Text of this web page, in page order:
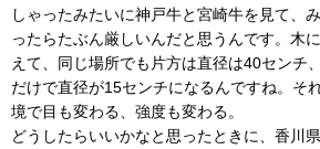
しゃったみたいに神戸牛と宮崎牛を見て、
ったらたぶん厳しいんだと思うんです。木
えて、同じ場所でも片方は直径は40センチ
だけで直径が15センチになるんですね。そ
境で目も変わる、強度も変わる。
どうしたらいいかなと思ったときに、香川